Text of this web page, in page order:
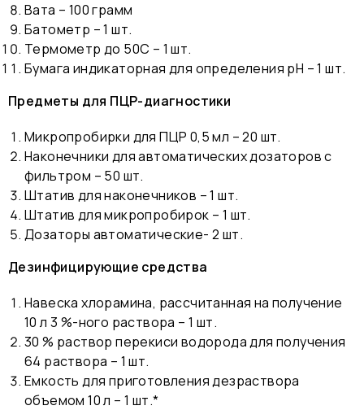
Вата – 100 грамм
Батометр – 1 шт.
Термометр до 50С – 1 шт.
Бумага индикаторная для определения рН – 1 шт.
Предметы для ПЦР-диагностики
Микропробирки для ПЦР 0,5 мл – 20 шт.
Наконечники для автоматических дозаторов с
фильтром – 50 шт.
Штатив для наконечников – 1 шт.
Штатив для микропробирок – 1 шт.
Дозаторы автоматические- 2 шт.
Дезинфицирующие средства
Навеска хлорамина, рассчитанная на получение
10 л 3 %-ного раствора – 1 шт.
30 % раствор перекиси водорода для получения
64 раствора – 1 шт.
Емкость для приготовления дезраствора
объемом 10 л – 1 шт.*